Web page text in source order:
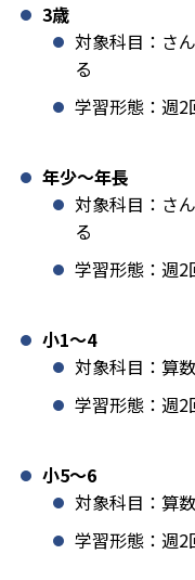
3歳
対象科目：さ
る
学習形態：週
年少〜年長
対象科目：さ
る
学習形態：週
小1️〜4
対象科目：算
学習形態：週
小5〜6
対象科目：算
学習形態：週